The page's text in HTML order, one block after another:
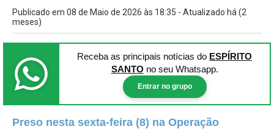
Publicado em 08 de Maio de 2026 às 18:35 - Atualizado há (2
meses)
Receba as principais notícias do ESPÍRITO
SANTO no seu Whatsapp.
Entrar no grupo
Preso nesta sexta-feira (8) na Operação